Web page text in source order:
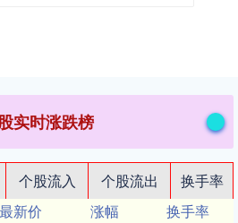
实时涨跌榜
个股流入 个股流出
换手率
最新价 涨幅
换手率